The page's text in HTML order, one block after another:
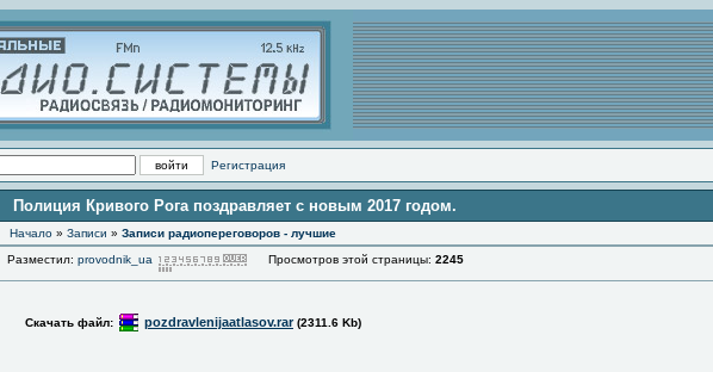
Регистрация
Полиция Кривого Рога поздравляет с новым 2017 годом.
Начало » Записи » Записи радиопереговоров - лучшие
Разместил: provodnik_ua Просмотров этой страницы: 2245
Скачать файл: pozdravlenijaatlasov.rar (2311.6 Kb)